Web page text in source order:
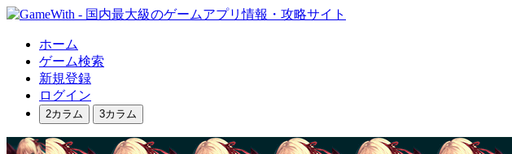
ホーム
ゲーム検索
新規登録
ログイン
2カラム 3カラム